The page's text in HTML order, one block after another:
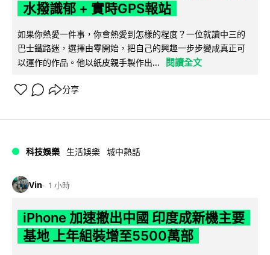
水撥識郁 + 實時GPS報站
如果你熱愛一件事，你會熱愛到怎樣的程度？一位就讀中三的
巴士鐵路迷，選擇由零開始，把自己的興趣一步步變成真正可
以運作的作品。他以紙皮親手製作出...
閱讀全文
分享
科技娛樂 生活娛樂 城中熱話
Vin 1 小時
iPhone 加速撤出中國 印度成新機主要
基地 上年組裝增至5500萬部